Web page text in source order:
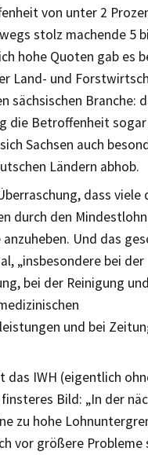
von unter 2
stolz machende 5
hohe Quoten gab es
Land- und
sächsischen Branche:
die Betroffenheit
Sachsen auch
Ländern abhob.
dass viele
durch den
Und das
„insbesondere bei der
bei der Reinigung
und bei
das IWH (eigentlich
Bild: „In der
zu hohe
vor größere Probleme